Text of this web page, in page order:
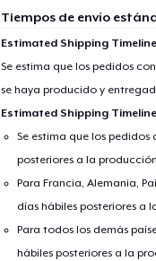
Tiempos de envío
Estimated Shipping
Se estima que los pedidos
se haya producido y
Estimated Shipping
Se estima que los pedidos
posteriores a la
Para Francia, Alemania,
días hábiles posteriores a
Para todos los demás
hábiles posteriores a la